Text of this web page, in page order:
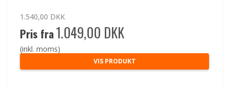
1.540,00 DKK
Pris fra1.049,00 DKK
(inkl. moms)
VIS PRODUKT